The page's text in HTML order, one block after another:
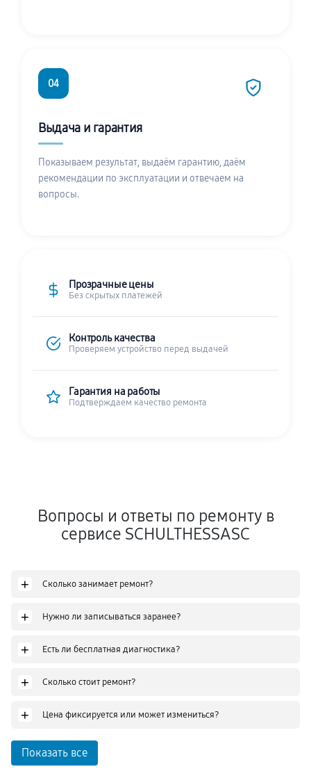
04
Выдача и гарантия
Показываем результат, выдаём гарантию, даём
рекомендации по эксплуатации и отвечаем на
вопросы.
Прозрачные цены
Без скрытых платежей
Контроль качества
Проверяем устройство перед выдачей
Гарантия на работы
Подтверждаем качество ремонта
Вопросы и ответы по ремонту в
сервисе SCHULTHESSASC
+ Сколько занимает ремонт?
+ Нужно ли записываться заранее?
+ Есть ли бесплатная диагностика?
+ Сколько стоит ремонт?
+ Цена фиксируется или может измениться?
Показать все